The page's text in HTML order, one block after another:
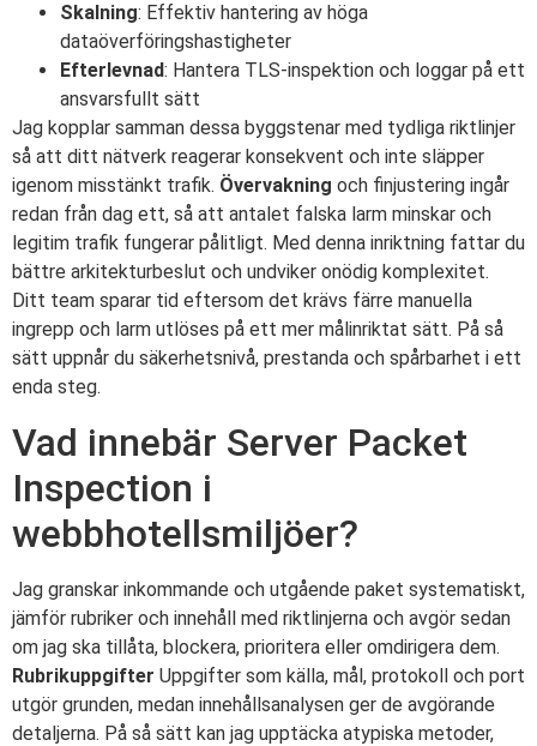
Skalning: Effektiv hantering av höga
dataöverföringshastigheter
Efterlevnad: Hantera TLS-inspektion och loggar på ett
ansvarsfullt sätt
Jag kopplar samman dessa byggstenar med tydliga riktlinjer
så att ditt nätverk reagerar konsekvent och inte släpper
igenom misstänkt trafik. Övervakning och finjustering ingår
redan från dag ett, så att antalet falska larm minskar och
legitim trafik fungerar pålitligt. Med denna inriktning fattar du
bättre arkitekturbeslut och undviker onödig komplexitet.
Ditt team sparar tid eftersom det krävs färre manuella
ingrepp och larm utlöses på ett mer målinriktat sätt. På så
sätt uppnår du säkerhetsnivå, prestanda och spårbarhet i ett
enda steg.
Vad innebär Server Packet
Inspection i
webbhotellsmiljöer?
Jag granskar inkommande och utgående paket systematiskt,
jämför rubriker och innehåll med riktlinjerna och avgör sedan
om jag ska tillåta, blockera, prioritera eller omdirigera dem.
Rubrikuppgifter Uppgifter som källa, mål, protokoll och port
utgör grunden, medan innehållsanalysen ger de avgörande
detaljerna. På så sätt kan jag upptäcka atypiska metoder,